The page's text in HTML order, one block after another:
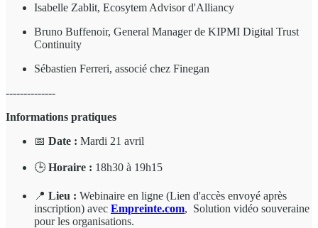
Isabelle Zablit, Ecosytem Advisor d'Alliancy
Bruno Buffenoir, General Manager de KIPMI Digital Trust
Continuity
Sébastien Ferreri, associé chez Finegan
--------------
Informations pratiques
📅 Date : Mardi 21 avril
🕒 Horaire : 18h30 à 19h15
📍 Lieu : Webinaire en ligne (Lien d'accès envoyé après
inscription) avec Empreinte.com, Solution vidéo souveraine
pour les organisations.